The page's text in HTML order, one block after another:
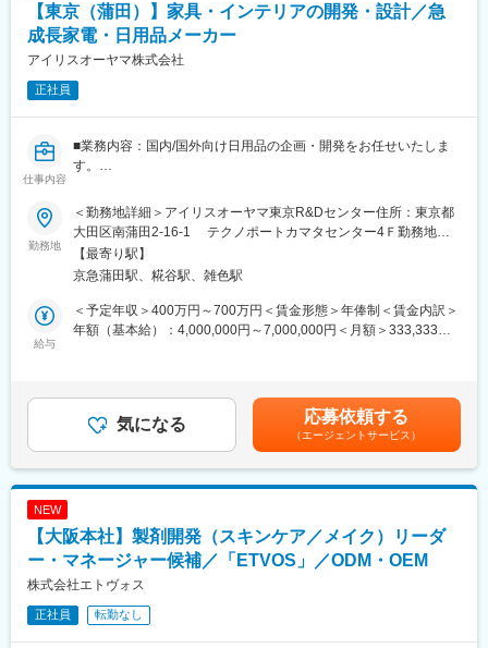
マンやチャレンジ精神が豊富な人材に最適な環境です。経験豊富
な先輩たちがOJTを通じて丁寧に指導しますので、未経験の方で
も安心して挑戦できます。チームワークを重視し、部内ミーティ
ングを通じて情報共有を行いながら業務を進めています。
す。
ジェネリック医薬品としては、医薬品の安定供給を実現するた
世界に医薬品生産拠点を確保しており、患者様のQOL向上を目的
に、容器・包装材にも工夫をこらし、
幅広い剤形のジェネリック医薬品をお届けしております。
原薬としては、各国の主要原薬メーカーから様々な原薬を輸入
し、国内製薬メーカー様に提供しています。
海外に広がるネットワークは16カ国に及び、取り扱い原薬は200
品目以上。
【東京（蒲田）】家具・インテリアの開発・設計／急
成長家電・日用品メーカー
アイリスオーヤマ株式会社
正社員
仕事内容
■業務内容：国内/国外向け日用品の企画・開発をお任せいたしま
す。
・量産立ち上げ
・商品企画・アイディア提案
・ＯＥＭ、ＯＤＭ開発
【開発可能性のある製品例】
・テーブルやイス、食器棚、ラック、ソファやベッドなどの大型
の家具
・パイプハンガーやメタルラックなどの簡易家具
【変更の範囲：会社の定める業務】
（１）商品開発のサイクルが早いため、ご自身が携わった商品が
市場に出やすい環境になっています。特に毎週月曜日に実施して
いる製品開発会議で自分のアイデアや企画が採用をされた場合は
的には新しい商品群の開発にも携わっていただきたいと考えてい
ます。
■組織と業務の特徴：ホーム開発部はアイリスオーヤマグループの
中で家電と照明以外の幅広い領域の開発を行う部署になります。
勤務地
＜勤務地詳細＞アイリスオーヤマ東京R&Dセンター住所：東京都
大田区南蒲田2-16-1 テクノポートカマタセンター4Ｆ勤務地最
寄駅：京浜急行本線／京浜蒲田駅受動喫煙対策：屋内全面禁煙変
更の範囲：本文参照
【最寄り駅】
京急蒲田駅、糀谷駅、雑色駅
給与
＜予定年収＞400万円～700万円＜賃金形態＞年俸制＜賃金内訳＞
年額（基本給）：4,000,000円～7,000,000円＜月額＞333,333円
囲内から上下する可能性がございます。※休日出勤手当あり※リー
ダー職は固定残業手当（50,000円／20～25h相当／超過分別途支
給）※管理監督職は時間外手当の対象外賃金はあくまでも目安の金
額であり、選考を通じて上下する可能性があります。月給(月額)は
固定手当を含めた表記です。
気になる 応募依頼する
（エージェントサービス）
NEW
【大阪本社】製剤開発（スキンケア／メイク）リーダ
ー・マネージャー候補／「ETVOS」／ODM・OEM
株式会社エトヴォス
正社員 転勤なし